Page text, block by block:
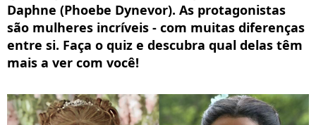
Daphne (Phoebe Dynevor). As protagonistas
são mulheres incríveis - com muitas diferenças
entre si. Faça o quiz e descubra qual delas têm
mais a ver com você!